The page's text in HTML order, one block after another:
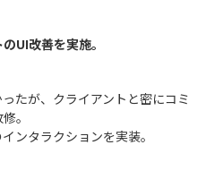
たが、クライアントと密にコミ
。
ンタラクションを実装。